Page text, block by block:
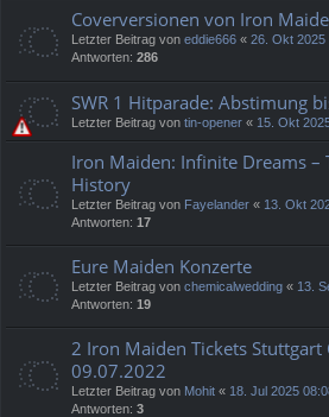
Coverversionen von Iron
Letzter Beitrag von eddie666 « 26. Okt 2025
Antworten: 286
SWR 1 Hitparade: Abstimung
Letzter Beitrag von tin-opener « 15. Okt
Iron Maiden: Infinite Dreams –
History
Letzter Beitrag von Fayelander « 13. Okt
Antworten: 17
Eure Maiden Konzerte
Letzter Beitrag von chemicalwedding « 13.
Antworten: 19
2 Iron Maiden Tickets Stuttgart
09.07.2022
Letzter Beitrag von Mohit « 18. Jul 2025
Antworten: 3